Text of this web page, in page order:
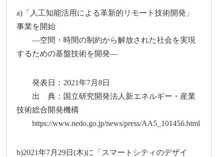
a)「人工知能活用による革新的リモート技術開発」
事業を開始
―空間・時間の制約から解放された社会を実現
するための基盤技術を開発―
発表日：2021年7月8日
出 典：国立研究開発法人新エネルギー・産業
技術総合開発機構
https://www.nedo.go.jp/news/press/AA5_101456.html
b)2021年7月29日(木)に「スマートシティのデザイ